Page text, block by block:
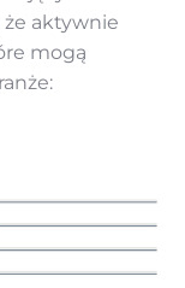
aktywnie
mogą